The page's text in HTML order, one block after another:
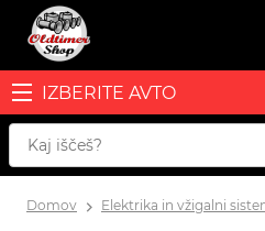
IZBERITE AVTO
Domov Elektrika in vžigalni